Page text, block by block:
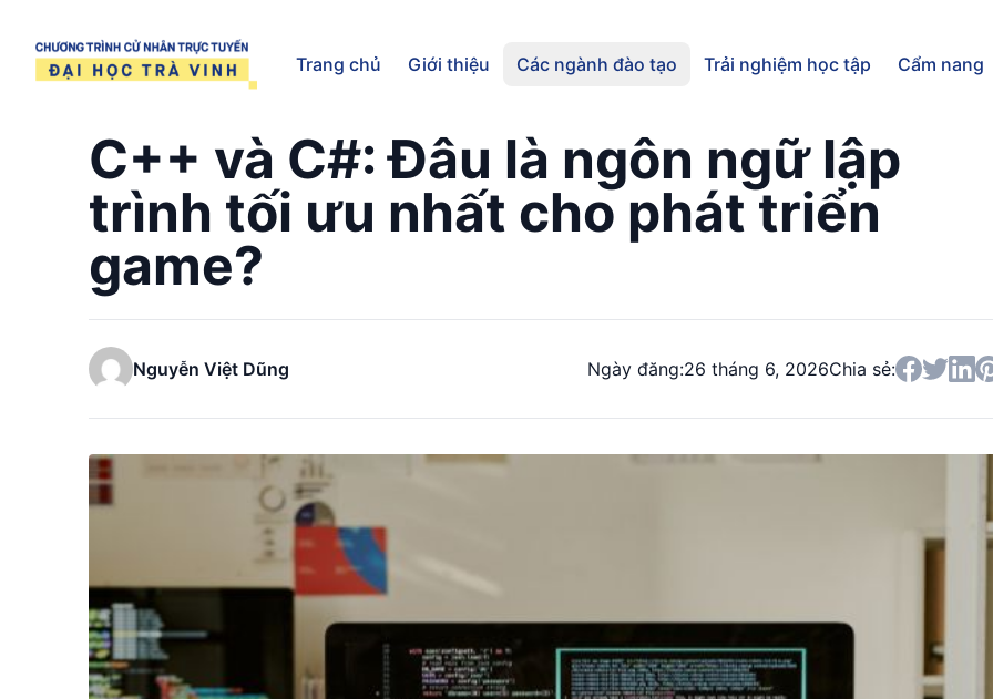
Trang chủ
Trang chủ Giới thiệu Các ngành đào tạo Trải nghiệm học tập Cẩm nang
C++ và C#: Đâu là ngôn ngữ lập
trình tối ưu nhất cho phát triển
game?
Nguyễn Việt Dũng Ngày đăng:26 tháng 6, 2026Chia sẻ: